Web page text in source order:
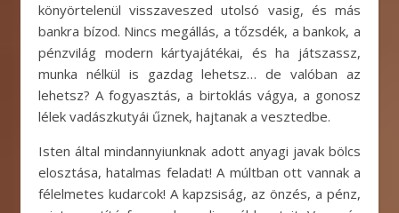
könyörtelenül visszaveszed utolsó vasig, és más
bankra bízod. Nincs megállás, a tőzsdék, a bankok, a
pénzvilág modern kártyajátékai, és ha játszassz,
munka nélkül is gazdag lehetsz… de valóban az
lehetsz? A fogyasztás, a birtoklás vágya, a gonosz
lélek vadászkutyái űznek, hajtanak a vesztedbe.
Isten által mindannyiunknak adott anyagi javak bölcs
elosztása, hatalmas feladat! A múltban ott vannak a
félelmetes kudarcok! A kapzsiság, az önzés, a pénz,